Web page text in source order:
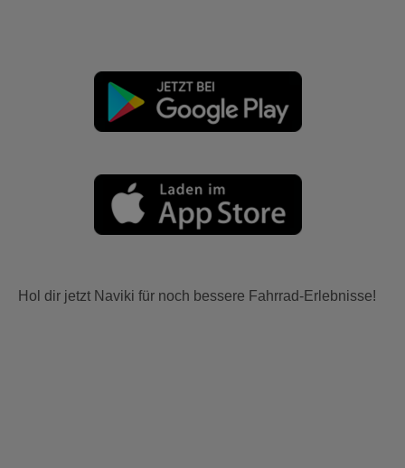
Hol dir jetzt Naviki für noch bessere Fahrrad-Erlebnisse!